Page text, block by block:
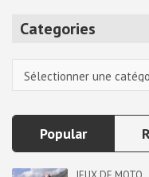
Categories
Popular